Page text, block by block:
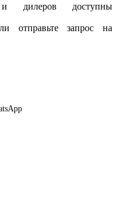
дилеров доступны
отправьте запрос на